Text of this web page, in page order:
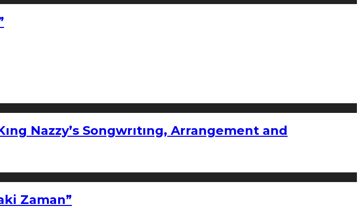
Nazzy’s Songwrıtıng, Arrangement and
Zaman”